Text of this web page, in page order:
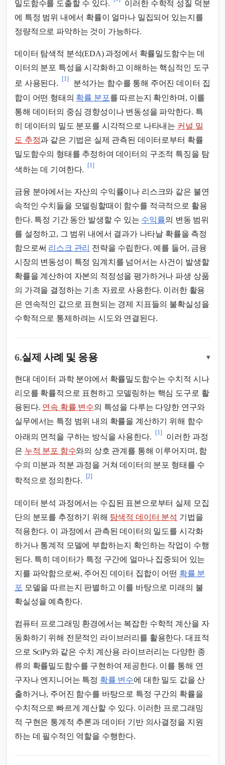
밀도함수를 도출할 수 있다.
이러한 수학적 성질 덕분
에 특정 범위 내에서 확률이 얼마나 밀집되어 있는지를
정량적으로 파악하는 것이 가능하다.
데이터 탐색적 분석(EDA) 과정에서 확률밀도함수는 데
이터의 분포 특성을 시각화하고 이해하는 핵심적인 도구
로 사용된다.
[1]
분석가는 함수를 통해 주어진 데이터 집
합이 어떤 형태의 확률 분포를 따르는지 확인하며, 이를
통해 데이터의 중심 경향성이나 변동성을 파악한다. 특
히 데이터의 밀도 분포를 시각적으로 나타내는 커널 밀
도 추정과 같은 기법은 실제 관측된 데이터로부터 확률
밀도함수의 형태를 추정하여 데이터의 구조적 특징을 탐
색하는 데 기여한다.
[1]
금융 분야에서는 자산의 수익률이나 리스크와 같은 불연
속적인 수치들을 모델링할때이 함수를 적극적으로 활용
한다. 특정 기간 동안 발생할 수 있는 수익률의 변동 범위
를 설정하고, 그 범위 내에서 결과가 나타날 확률을 측정
함으로써 리스크 관리 전략을 수립한다. 예를 들어, 금융
시장의 변동성이 특정 임계치를 넘어서는 사건이 발생할
확률을 계산하여 자본의 적정성을 평가하거나 파생 상품
의 가격을 결정하는 기초 자료로 사용한다. 이러한 활용
은 연속적인 값으로 표현되는 경제 지표들의 불확실성을
수학적으로 통제하려는 시도와 연결된다.
6.실제 사례 및 응용 ▾
현대 데이터 과학 분야에서 확률밀도함수는 수치적 시나
리오를 확률적으로 표현하고 모델링하는 핵심 도구로 활
용된다. 연속 확률 변수의 특성을 다루는 다양한 연구와
실무에서는 특정 범위 내의 확률을 계산하기 위해 함수
아래의 면적을 구하는 방식을 사용한다.
[1]
이러한 과정
은 누적 분포 함수와의 상호 관계를 통해 이루어지며, 함
수의 미분과 적분 과정을 거쳐 데이터의 분포 형태를 수
학적으로 정의한다.
[2]
데이터 분석 과정에서는 수집된 표본으로부터 실제 모집
단의 분포를 추정하기 위해 탐색적 데이터 분석 기법을
적용한다. 이 과정에서 관측된 데이터의 밀도를 시각화
하거나 통계적 모델에 부합하는지 확인하는 작업이 수행
된다. 특히 데이터가 특정 구간에 얼마나 집중되어 있는
지를 파악함으로써, 주어진 데이터 집합이 어떤 확률 분
포 모델을 따르는지 판별하고 이를 바탕으로 미래의 불
확실성을 예측한다.
컴퓨터 프로그래밍 환경에서는 복잡한 수학적 계산을 자
동화하기 위해 전문적인 라이브러리를 활용한다. 대표적
으로 SciPy와 같은 수치 계산용 라이브러리는 다양한 종
류의 확률밀도함수를 구현하여 제공한다. 이를 통해 연
구자나 엔지니어는 특정 확률 변수에 대한 밀도 값을 산
출하거나, 주어진 함수를 바탕으로 특정 구간의 확률을
수치적으로 빠르게 계산할 수 있다. 이러한 프로그래밍
적 구현은 통계적 추론과 데이터 기반 의사결정을 지원
하는 데 필수적인 역할을 수행한다.